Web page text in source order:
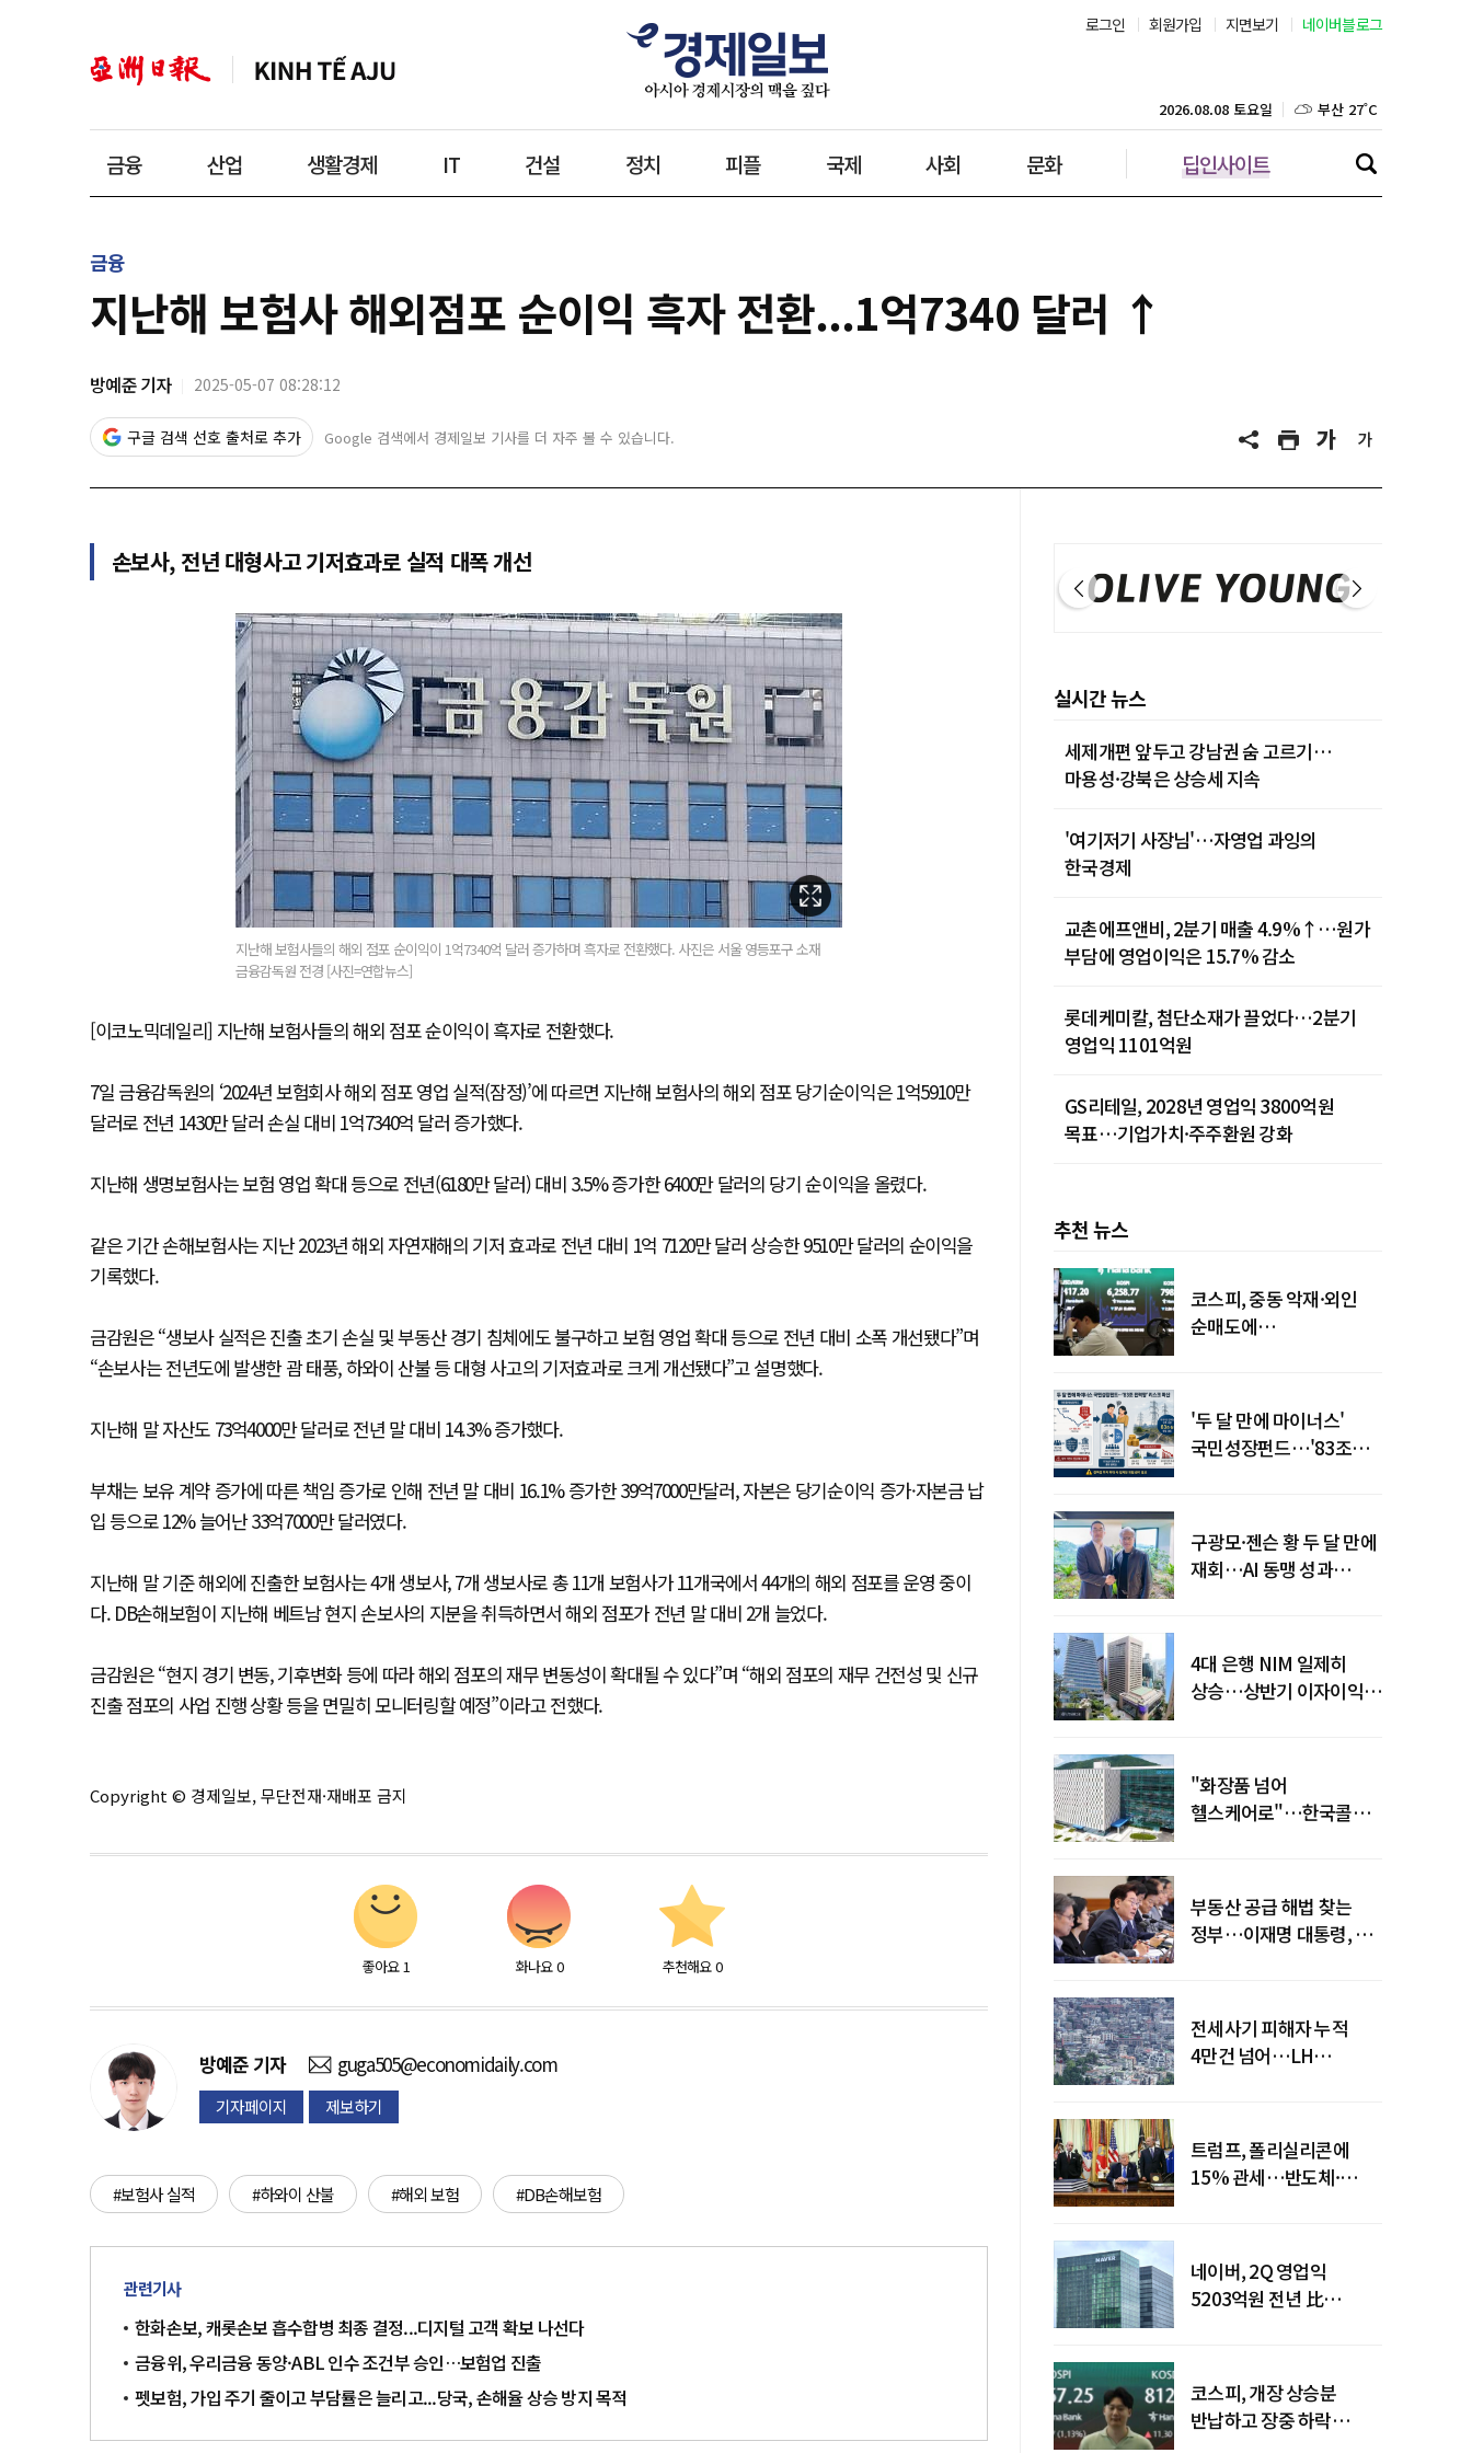
로그인 회원가입 지면보기 네이버블로그
금융 산업 생활경제 IT 건설 정치 피플 국제 사회 문화 딥인사이트
2026.08.08 토요일 대구 25˚C
인천 27˚C
제주 28˚C
금융
지난해 보험사 해외점포 순이익 흑자 전환...1억7340 달러 ↑
방예준 기자 2025-05-07 08:28:12
구글 검색 선호 출처로 추가 Google 검색에서 경제일보 기사를 더 자주 볼 수 있습니다.
손보사, 전년 대형사고 기저효과로 실적 대폭 개선
지난해 보험사들의 해외 점포 순이익이 1억7340억 달러 증가하며 흑자로 전환했다. 사진은 서울 영등포구 소재
금융감독원 전경 [사진=연합뉴스]
[이코노믹데일리] 지난해 보험사들의 해외 점포 순이익이 흑자로 전환했다.
7일 금융감독원의 ‘2024년 보험회사 해외 점포 영업 실적(잠정)’에 따르면 지난해 보험사의 해외 점포 당기순이익은 1억5910만
달러로 전년 1430만 달러 손실 대비 1억7340억 달러 증가했다.
지난해 생명보험사는 보험 영업 확대 등으로 전년(6180만 달러) 대비 3.5% 증가한 6400만 달러의 당기 순이익을 올렸다.
같은 기간 손해보험사는 지난 2023년 해외 자연재해의 기저 효과로 전년 대비 1억 7120만 달러 상승한 9510만 달러의 순이익을
기록했다.
금감원은 “생보사 실적은 진출 초기 손실 및 부동산 경기 침체에도 불구하고 보험 영업 확대 등으로 전년 대비 소폭 개선됐다”며
“손보사는 전년도에 발생한 괌 태풍, 하와이 산불 등 대형 사고의 기저효과로 크게 개선됐다”고 설명했다.
지난해 말 자산도 73억4000만 달러로 전년 말 대비 14.3% 증가했다.
부채는 보유 계약 증가에 따른 책임 증가로 인해 전년 말 대비 16.1% 증가한 39억7000만달러, 자본은 당기순이익 증가·자본금 납
입 등으로 12% 늘어난 33억7000만 달러였다.
지난해 말 기준 해외에 진출한 보험사는 4개 생보사, 7개 생보사로 총 11개 보험사가 11개국에서 44개의 해외 점포를 운영 중이
다. DB손해보험이 지난해 베트남 현지 손보사의 지분을 취득하면서 해외 점포가 전년 말 대비 2개 늘었다.
금감원은 “현지 경기 변동, 기후변화 등에 따라 해외 점포의 재무 변동성이 확대될 수 있다”며 “해외 점포의 재무 건전성 및 신규
진출 점포의 사업 진행 상황 등을 면밀히 모니터링할 예정”이라고 전했다.
Copyright © 경제일보, 무단전재·재배포 금지
좋아요 1 화나요 0 추천해요 0
방예준 기자 guga505@economidaily.com
기자페이지 제보하기
#보험사 실적 #하와이 산불 #해외 보험 #DB손해보험
관련기사
한화손보, 캐롯손보 흡수합병 최종 결정...디지털 고객 확보 나선다
금융위, 우리금융 동양·ABL 인수 조건부 승인…보험업 진출
펫보험, 가입 주기 줄이고 부담률은 늘리고...당국, 손해율 상승 방지 목적
실시간 뉴스
세제개편 앞두고 강남권 숨 고르기…
마용성·강북은 상승세 지속
'여기저기 사장님'…자영업 과잉의
한국경제
교촌에프앤비, 2분기 매출 4.9%↑…원가
부담에 영업이익은 15.7% 감소
롯데케미칼, 첨단소재가 끌었다…2분기
영업익 1101억원
GS리테일, 2028년 영업익 3800억원
목표…기업가치·주주환원 강화
추천 뉴스
코스피, 중동 악재·외인
순매도에
'두 달 만에 마이너스'
국민성장펀드…'83조
구광모·젠슨 황 두 달 만에
재회…AI 동맹 성과
4대 은행 NIM 일제히
상승…상반기 이자이익
"화장품 넘어
헬스케어로"…한국콜마,
부동산 공급 해법 찾는
정부…이재명 대통령, 2차
전세사기 피해자 누적
4만건 넘어…LH
트럼프, 폴리실리콘에
15% 관세…반도체·
네이버, 2Q 영업익
5203억원 전년 比
코스피, 개장 상승분
반납하고 장중 하락